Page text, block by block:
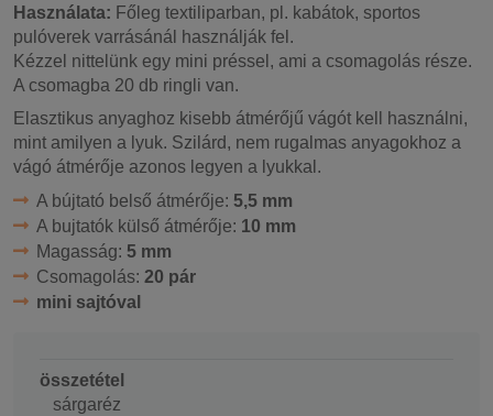
Használata: Főleg textiliparban, pl. kabátok, sportos
pulóverek varrásánál használják fel.
Kézzel nittelünk egy mini préssel, ami a csomagolás része.
A csomagba 20 db ringli van.
Elasztikus anyaghoz kisebb átmérőjű vágót kell használni,
mint amilyen a lyuk. Szilárd, nem rugalmas anyagokhoz a
vágó átmérője azonos legyen a lyukkal.
A bújtató belső átmérője: 5,5 mm
A bujtatók külső átmérője: 10 mm
Magasság: 5 mm
Csomagolás: 20 pár
mini sajtóval
összetétel
sárgaréz